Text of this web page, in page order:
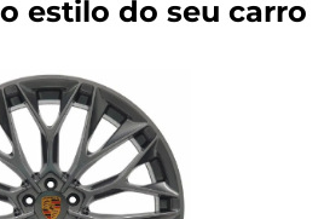
estilo do seu carro